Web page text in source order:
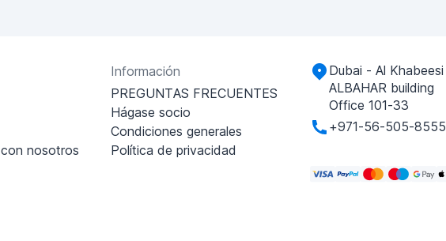
nosotros
Información
PREGUNTAS FRECUENTES
Hágase socio
Condiciones generales
Política de privacidad
Dubai - Al Khabeesi
ALBAHAR building
Office 101-33
+971-56-505-8555